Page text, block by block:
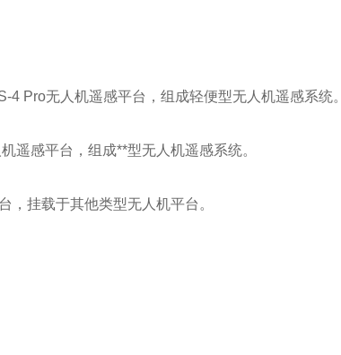
4 Pro无人机遥感平台，组成轻便型无人机遥感系统。
遥感平台，组成**型无人机遥感系统。
，挂载于其他类型无人机平台。